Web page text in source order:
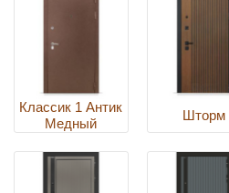
Классик 1 Антик
Медный
Шторм